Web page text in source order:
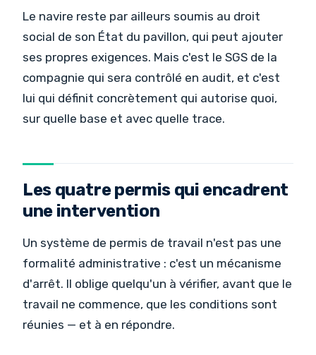
Le navire reste par ailleurs soumis au droit
social de son État du pavillon, qui peut ajouter
ses propres exigences. Mais c'est le SGS de la
compagnie qui sera contrôlé en audit, et c'est
lui qui définit concrètement qui autorise quoi,
sur quelle base et avec quelle trace.
Les quatre permis qui encadrent
une intervention
Un système de permis de travail n'est pas une
formalité administrative : c'est un mécanisme
d'arrêt. Il oblige quelqu'un à vérifier, avant que le
travail ne commence, que les conditions sont
réunies — et à en répondre.